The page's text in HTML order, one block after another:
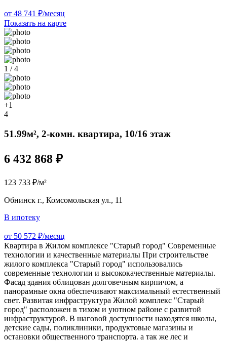
от 48 741 ₽/месяц
Показать на карте
1 / 4
+1
4
51.99м², 2-комн. квартира, 10/16 этаж
6 432 868 ₽
123 733 ₽/м²
Обнинск г., Комсомольская ул., 11
В ипотеку
от 50 572 ₽/месяц
Квартира в Жилом комплексе "Старый город" Современные
технологии и качественные материалы При строительстве
жилого комплекса "Старый город" использовались
современные технологии и высококачественные материалы.
Фасад здания облицован долговечным кирпичом, а
панорамные окна обеспечивают максимальный естественный
свет. Развитая инфраструктура Жилой комплекс "Старый
город" расположен в тихом и уютном районе с развитой
инфраструктурой. В шаговой доступности находятся школы,
детские сады, поликлиники, продуктовые магазины и
остановки общественного транспорта. а так же лес и